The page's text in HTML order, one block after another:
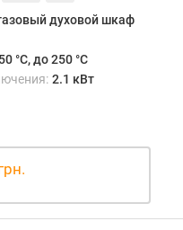
духовой шкаф
°C, до 250 °C
2.1 кВт